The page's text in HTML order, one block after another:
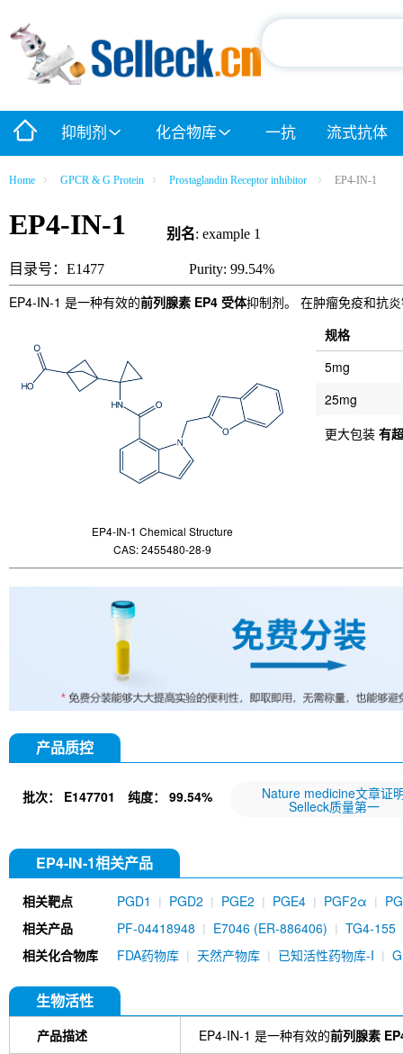
抑制剂 化合物库 一抗 流式抗体
Home GPCR & G Protein Prostaglandin Receptor inhibitor EP4-IN-1
EP4-IN-1 别名: example 1
目录号：E1477 Purity: 99.54%
EP4-IN-1 是一种有效的前列腺素 EP4 受体抑制剂。 在肿瘤免疫和抗
EP4-IN-1 Chemical Structure
CAS: 2455480-28-9
规格
5mg
25mg
更大包装 有
产品质控
批次： E147701 纯度： 99.54% Nature medicine文章证
Selleck质量第一
EP4-IN-1相关产品
相关靶点 PGD1 PGD2 PGE2 PGE4 PGF2α
相关产品
PF-04418948 E7046 (ER-886406)
TG4-155
相关化合物库
FDA药物库 天然产物库 已知活性药物库-I
生物活性
产品描述 EP4-IN-1 是一种有效的前列腺素